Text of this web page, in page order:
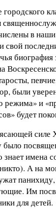
городского
в
свой
биография
были
режима» и
будет
силе
было
знает имена
А на
Им
для детей.